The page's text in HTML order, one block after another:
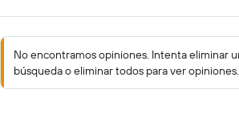
No encontramos opiniones. Intenta eliminar
búsqueda o eliminar todos para ver opiniones.